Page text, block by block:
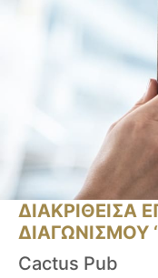
ΔΙΑΚΡΙΘΕΙΣΑ
ΔΙΑΓΩΝΙΣΜΟΥ
Cactus Pub